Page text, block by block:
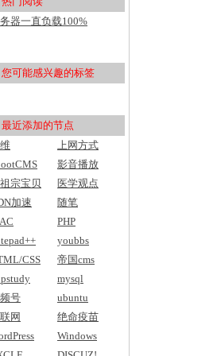
户入门
器一直负载100%
您可能感兴趣的标签
最近添加的节点
宗宝贝
加速
CSS
号
网
上网方式
影音播放
医学观点
随笔
PHP
youbbs
帝国cms
mysql
ubuntu
绝命疫苗
Windows